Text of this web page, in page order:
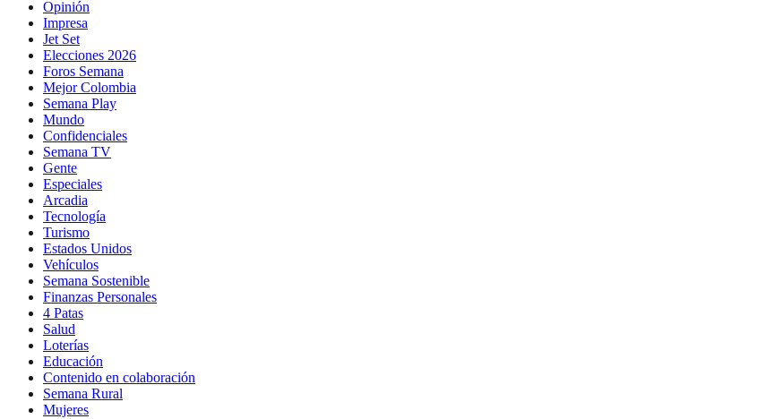
Opinión
Impresa
Jet Set
Elecciones 2026
Foros Semana
Mejor Colombia
Semana Play
Mundo
Confidenciales
Semana TV
Gente
Especiales
Arcadia
Tecnología
Turismo
Estados Unidos
Vehículos
Semana Sostenible
Finanzas Personales
4 Patas
Salud
Loterías
Educación
Contenido en colaboración
Semana Rural
Mujeres